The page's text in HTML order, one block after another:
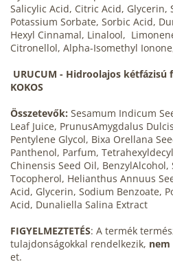
Salicylic Acid, Citric Acid, Glycerin,
Potassium Sorbate, Sorbic Acid,
Hexyl Cinnamal, Linalool,
Citronellol, Alpha-Isomethyl
URUCUM - Hidroolajos kétfázisú
KOKOS
Összetevők: Sesamum Indicum
Leaf Juice, PrunusAmygdalus Dulcis
Pentylene Glycol, Bixa Orellana
Panthenol, Parfum, Tetrahexyldecyl
Chinensis Seed Oil, BenzylAlcohol,
Tocopherol, Helianthus Annuus
Acid, Glycerin, Sodium Benzoate,
Acid, Dunaliella Salina Extract
FIGYELMEZTETÉS: A termék
tulajdonságokkal rendelkezik,
et.